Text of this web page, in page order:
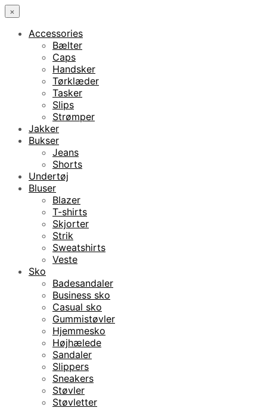
×
Accessories
Bælter
Caps
Handsker
Tørklæder
Tasker
Slips
Strømper
Jakker
Bukser
Jeans
Shorts
Undertøj
Bluser
Blazer
T-shirts
Skjorter
Strik
Sweatshirts
Veste
Sko
Badesandaler
Business sko
Casual sko
Gummistøvler
Hjemmesko
Højhælede
Sandaler
Slippers
Sneakers
Støvler
Støvletter